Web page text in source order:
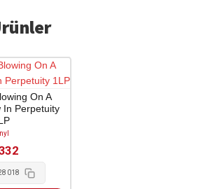
On A
In Perpetuity